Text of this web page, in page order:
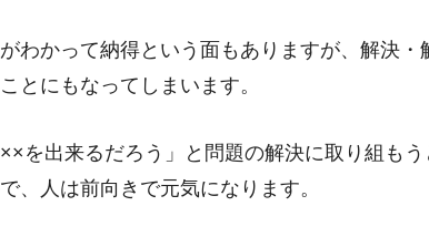
わかって納得という面もありますが、解決・
とにもなってしまいます。
を出来るだろう」と問題の解決に取り組もう
、人は前向きで元気になります。